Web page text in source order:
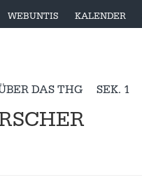
WEBUNTIS KALENDER
DAS THG SEK. 1